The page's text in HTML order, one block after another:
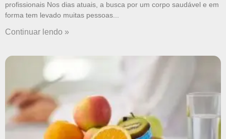
profissionais Nos dias atuais, a busca por um corpo saudável e em
forma tem levado muitas pessoas
Continuar lendo »